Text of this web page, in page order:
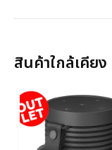
สินค้าใกล้เคียง